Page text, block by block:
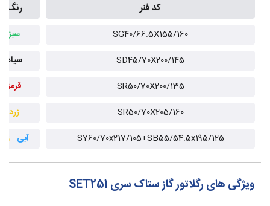
کد فنر رنگ
SG40/66.5X155/160
سبز
SD45/70X200/145
سیاه
SR50/70X200/135
قرمز
SR50/70X205/160
زرد
SY60/70x217/105+SB55/54.5x195/125
آبی -زرد
ویژگی های رگلاتور گاز ستاک سری SET251